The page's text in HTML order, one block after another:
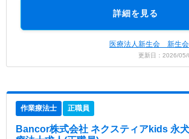
詳細を見る
医療法人新生会 新生
更新日：2026/
作業療法士 正職員
Bancor株式会社 ネクスティアkids 永